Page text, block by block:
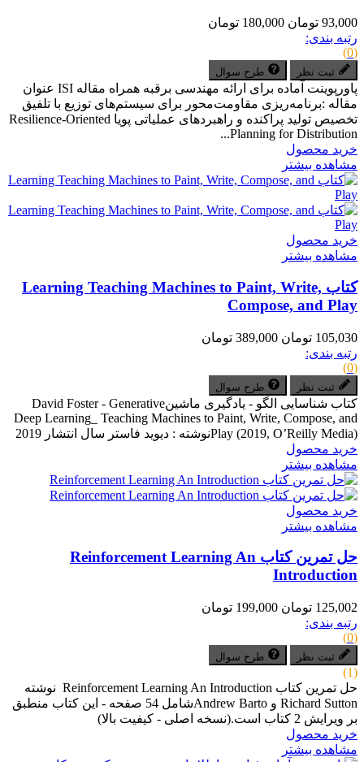
93,000 تومان
180,000 تومان
رتبه بندی:
(0)
ثبت نظر طرح سوال
پاورپوینت آماده برای ارائه مهندسی برقبه همراه مقاله ISI عنوان
مقاله :برنامه‌ریزی مقاومت‌محور برای سیستم‌های توزیع با تلفیق
تخصیص تولید پراکنده و راهبردهای عملیاتی پویا Resilience-Oriented
Planning for Distribution...
خرید محصول
مشاهده بیشتر
خرید محصول
مشاهده بیشتر
کتاب Learning Teaching Machines to Paint, Write,
Compose, and Play
105,030 تومان
389,000 تومان
رتبه بندی:
(0)
ثبت نظر طرح سوال
کتاب شناسایی الگو - یادگیری ماشینDavid Foster - Generative
Deep Learning_ Teaching Machines to Paint, Write, Compose, and
Play (2019, O’Reilly Media)نوشته : دیوید فاستر سال انتشار 2019
خرید محصول
مشاهده بیشتر
خرید محصول
مشاهده بیشتر
حل تمرین کتاب Reinforcement Learning An
Introduction
125,002 تومان
199,000 تومان
رتبه بندی:
(0)
ثبت نظر طرح سوال
(1)
حل تمرین کتاب Reinforcement Learning An Introduction نوشته
Richard Sutton و Andrew Bartoشامل 54 صفحه - این کتاب منطبق
بر ویرایش 2 کتاب است.(نسخه اصلی - کیفیت بالا)
خرید محصول
مشاهده بیشتر